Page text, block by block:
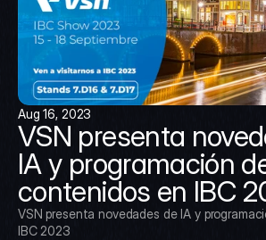
Aug 16, 2023
VSN presenta
IA y programación
contenidos en IBC
VSN presenta novedades de IA y
IBC 2023